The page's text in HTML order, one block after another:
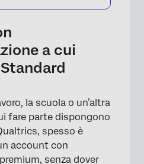
a cui
la scuola o un’altra
fare parte dispongono
spesso è
account con
senza dover